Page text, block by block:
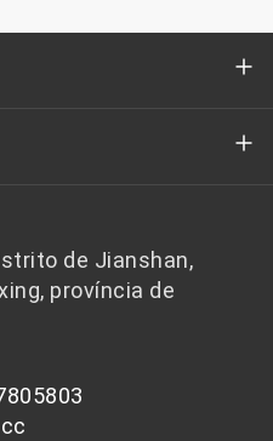
para garrafas
para garrafas
de Jianshan,
província de